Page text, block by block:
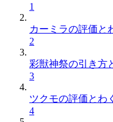
1
カーミラの評価と
2
彩獣神祭の引き方
3
ツクモの評価とわ
4